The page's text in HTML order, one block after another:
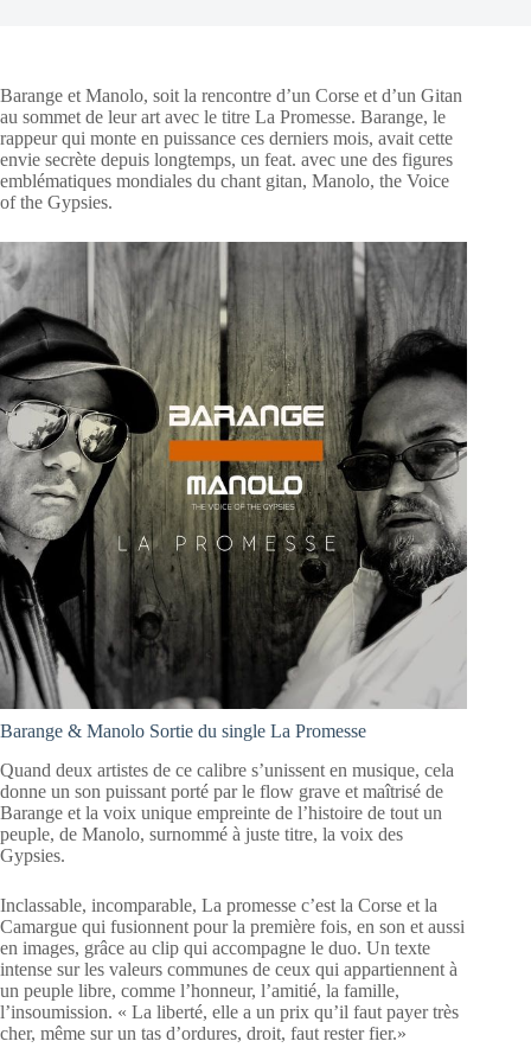
Barange et Manolo, soit la rencontre d’un Corse et d’un Gitan
au sommet de leur art avec le titre La Promesse. Barange, le
rappeur qui monte en puissance ces derniers mois, avait cette
envie secrète depuis longtemps, un feat. avec une des figures
emblématiques mondiales du chant gitan, Manolo, the Voice
of the Gypsies.
Barange & Manolo Sortie du single La Promesse
Quand deux artistes de ce calibre s’unissent en musique, cela
donne un son puissant porté par le flow grave et maîtrisé de
Barange et la voix unique empreinte de l’histoire de tout un
peuple, de Manolo, surnommé à juste titre, la voix des
Gypsies.
Inclassable, incomparable, La promesse c’est la Corse et la
Camargue qui fusionnent pour la première fois, en son et aussi
en images, grâce au clip qui accompagne le duo. Un texte
intense sur les valeurs communes de ceux qui appartiennent à
un peuple libre, comme l’honneur, l’amitié, la famille,
l’insoumission. « La liberté, elle a un prix qu’il faut payer très
cher, même sur un tas d’ordures, droit, faut rester fier.»